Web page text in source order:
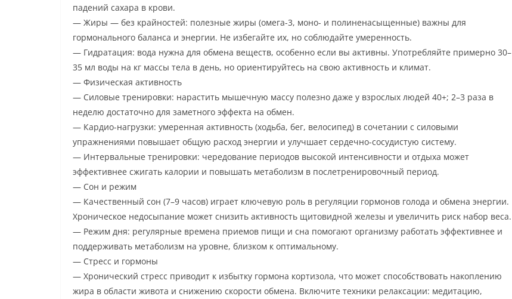
падений сахара в крови.
— Жиры — без крайностей: полезные жиры (омега-3, моно- и полиненасыщенные) важны для
гормонального баланса и энергии. Не избегайте их, но соблюдайте умеренность.
— Гидратация: вода нужна для обмена веществ, особенно если вы активны. Употребляйте примерно 30–
35 мл воды на кг массы тела в день, но ориентируйтесь на свою активность и климат.
— Физическая активность
— Силовые тренировки: нарастить мышечную массу полезно даже у взрослых людей 40+; 2–3 раза в
неделю достаточно для заметного эффекта на обмен.
— Кардио-нагрузки: умеренная активность (ходьба, бег, велосипед) в сочетании с силовыми
упражнениями повышает общую расход энергии и улучшает сердечно-сосудистую систему.
— Интервальные тренировки: чередование периодов высокой интенсивности и отдыха может
эффективнее сжигать калории и повышать метаболизм в послетренировочный период.
— Сон и режим
— Качественный сон (7–9 часов) играет ключевую роль в регуляции гормонов голода и обмена энергии.
Хроническое недосыпание может снизить активность щитовидной железы и увеличить риск набор веса.
— Режим дня: регулярные времена приемов пищи и сна помогают организму работать эффективнее и
поддерживать метаболизм на уровне, близком к оптимальному.
— Стресс и гормоны
— Хронический стресс приводит к избытку гормона кортизола, что может способствовать накоплению
жира в области живота и снижению скорости обмена. Включите техники релаксации: медитацию,